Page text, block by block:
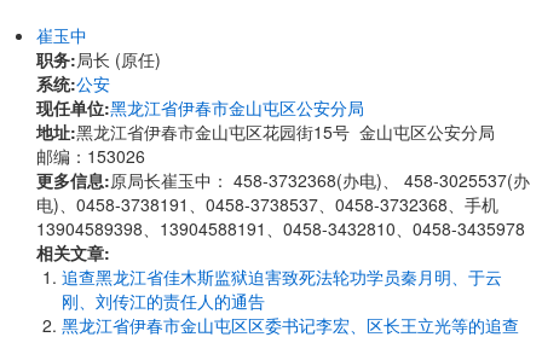
崔玉中
职务:局长 (原任)
系统:公安
现任单位:黑龙江省伊春市金山屯区公安分局
地址:黑龙江省伊春市金山屯区花园街15号 金山屯区公安分局
邮编：153026
更多信息:原局长崔玉中： 458-3732368(办电)、 458-3025537(办
电)、0458-3738191、0458-3738537、0458-3732368、手机
13904589398、13904588191、0458-3432810、0458-3435978
相关文章:
追查黑龙江省佳木斯监狱迫害致死法轮功学员秦月明、于云
刚、刘传江的责任人的通告
黑龙江省伊春市金山屯区区委书记李宏、区长王立光等的追查